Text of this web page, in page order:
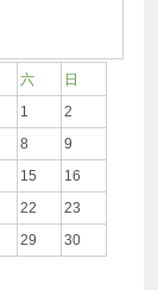
六
日
1
2
8
9
15
16
22
23
29
30